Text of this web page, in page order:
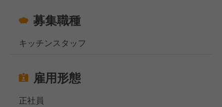
募集職種
キッチンスタッフ
雇用形態
正社員